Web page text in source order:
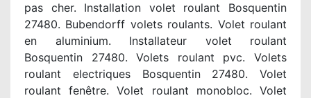
pas cher. Installation volet roulant Bosquentin
27480. Bubendorff volets roulants. Volet roulant
en aluminium. Installateur volet roulant
Bosquentin 27480. Volets roulant pvc. Volets
roulant electriques Bosquentin 27480. Volet
roulant fenêtre. Volet roulant monobloc. Volet